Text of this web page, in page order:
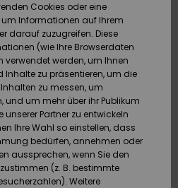
Flops
Flops
Shop
Cookies oder eine
Informationen auf Ihrem
darauf zuzugreifen. Diese
(wie Ihre Browserdaten
verwendet werden, um Ihnen
Inhalte zu präsentieren, um die
zu messen, um
und um mehr über ihr Publikum
unserer Partner zu entwickeln
Ihre Wahl so einstellen, dass
bedürfen, annehmen oder
aussprechen, wenn Sie den
(z. B. bestimmte
Weitere